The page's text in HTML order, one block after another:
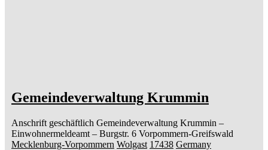
Gemeindeverwaltung Krummin
Anschrift geschäftlich Gemeindeverwaltung Krummin –
Einwohnermeldeamt – Burgstr. 6 Vorpommern-Greifswald
Mecklenburg-Vorpommern Wolgast 17438 Germany